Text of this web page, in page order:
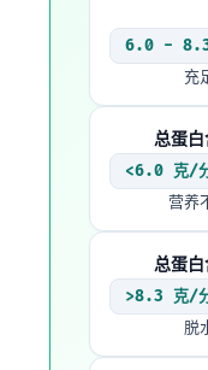
6.0 - 8.3
充
总蛋白
<6.0 克/
营养
总蛋白
>8.3 克/
脱